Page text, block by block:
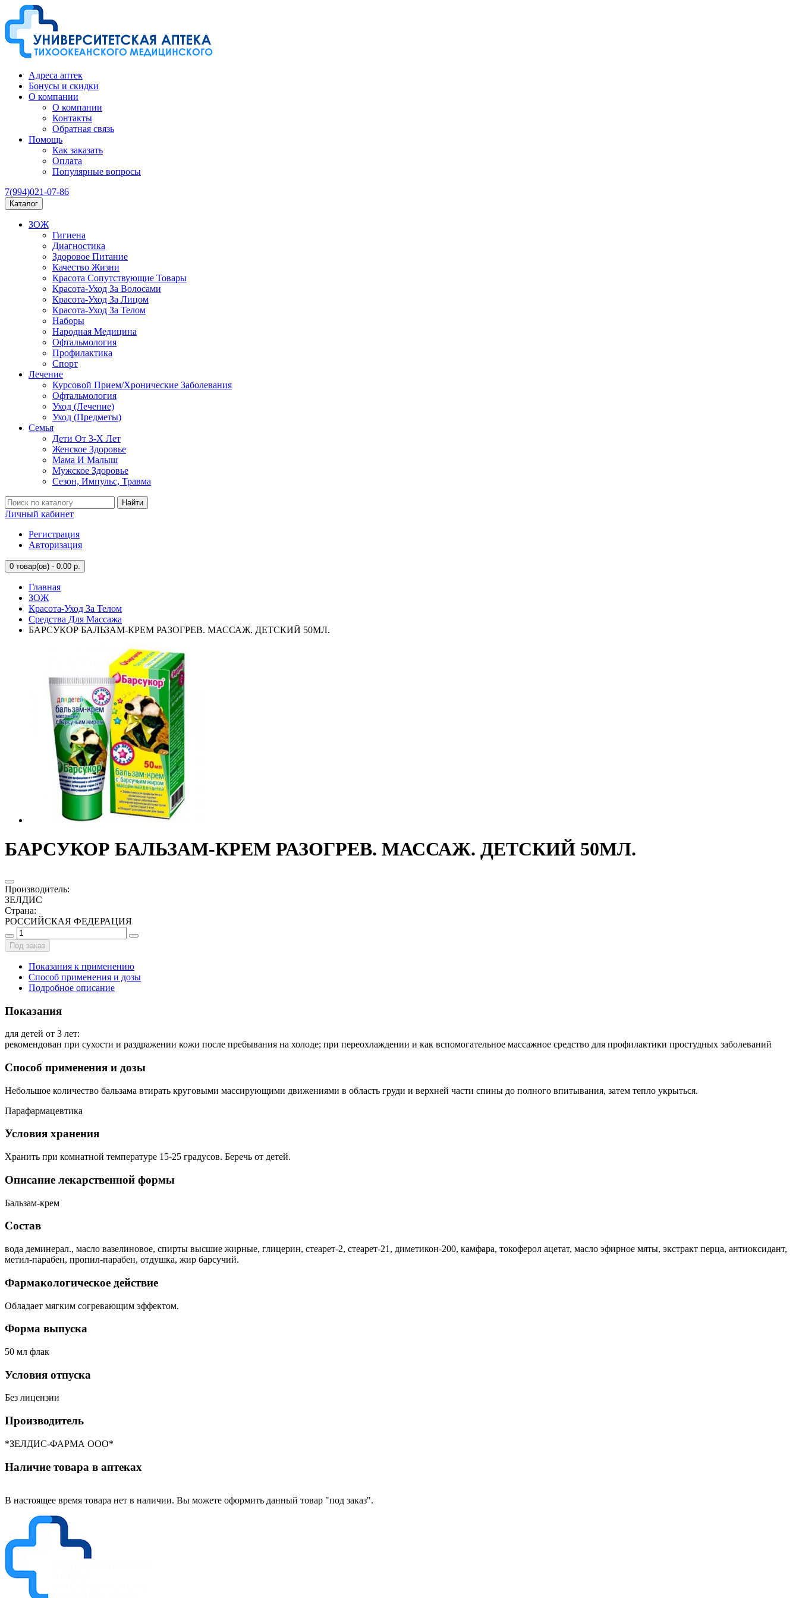
Адреса аптек
Бонусы и скидки
О компании
О компании
Контакты
Обратная связь
Помощь
Как заказать
Оплата
Популярные вопросы
7(994)021-07-86
Каталог
ЗОЖ
Гигиена
Диагностика
Здоровое Питание
Качество Жизни
Красота Сопутствующие Товары
Красота-Уход За Волосами
Красота-Уход За Лицом
Красота-Уход За Телом
Наборы
Народная Медицина
Офтальмология
Профилактика
Спорт
Лечение
Курсовой Прием/Хронические Заболевания
Офтальмология
Уход (Лечение)
Уход (Предметы)
Семья
Дети От 3-Х Лет
Женское Здоровье
Мама И Малыш
Мужское Здоровье
Сезон, Импульс, Травма
Найти
Личный кабинет
Регистрация
Авторизация
0 товар(ов) - 0.00 р.
Главная
ЗОЖ
Красота-Уход За Телом
Средства Для Массажа
БАРСУКОР БАЛЬЗАМ-КРЕМ РАЗОГРЕВ. МАССАЖ. ДЕТСКИЙ 50МЛ.
БАРСУКОР БАЛЬЗАМ-КРЕМ РАЗОГРЕВ. МАССАЖ. ДЕТСКИЙ 50МЛ.
Производитель:
ЗЕЛДИС
Страна:
РОССИЙСКАЯ ФЕДЕРАЦИЯ
Под заказ
Показания к применению
Способ применения и дозы
Подробное описание
Показания
для детей от 3 лет:
рекомендован при сухости и раздражении кожи после пребывания на холоде; при переохлаждении и как вспомогательное массажное средство для профилактики простудных заболеваний
Способ применения и дозы
Небольшое количество бальзама втирать круговыми массирующими движениями в область груди и верхней части спины до полного впитывания, затем тепло укрыться.
Парафармацевтика
Условия хранения
Хранить при комнатной температуре 15-25 градусов. Беречь от детей.
Описание лекарственной формы
Бальзам-крем
Состав
вода деминерал., масло вазелиновое, спирты высшие жирные, глицерин, стеарет-2, стеарет-21, диметикон-200, камфара, токоферол ацетат, масло эфирное мяты, экстракт перца, антиоксидант,
метил-парабен, пропил-парабен, отдушка, жир барсучий.
Фармакологическое действие
Обладает мягким согревающим эффектом.
Форма выпуска
50 мл флак
Условия отпуска
Без лицензии
Производитель
*ЗЕЛДИС-ФАРМА ООО*
Наличие товара в аптеках
В настоящее время товара нет в наличии. Вы можете оформить данный товар "под заказ".